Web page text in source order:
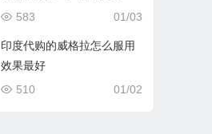
钱？
01/03
583
印度代购的威格拉怎么服用
效果最好
01/02
510